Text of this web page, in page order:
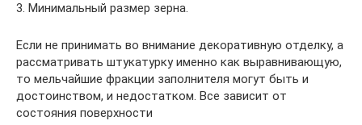
3. Минимальный размер зерна.
Если не принимать во внимание декоративную отделку, а
рассматривать штукатурку именно как выравнивающую,
то мельчайшие фракции заполнителя могут быть и
достоинством, и недостатком. Все зависит от
состояния поверхности